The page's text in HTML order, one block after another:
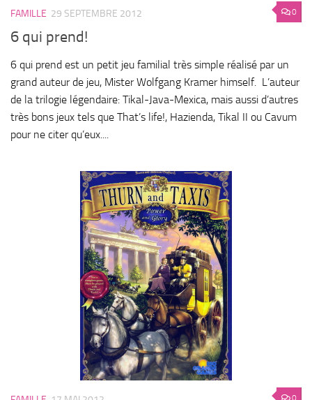
0
FAMILLE 29 SEPTEMBRE 2012
6 qui prend!
6 qui prend est un petit jeu familial très simple réalisé par un
grand auteur de jeu, Mister Wolfgang Kramer himself. L’auteur
de la trilogie légendaire: Tikal-Java-Mexica, mais aussi d’autres
très bons jeux tels que That’s life!, Hazienda, Tikal II ou Cavum
pour ne citer qu’eux....
0